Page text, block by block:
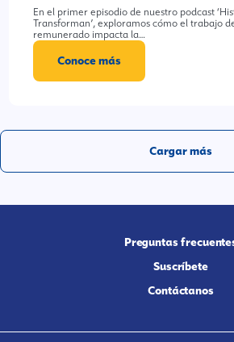
En el primer episodio de nuestro podcast
Transforman’, exploramos cómo el trabajo
remunerado impacta la…
Conoce más
Cargar más
Preguntas
Suscríbete
Contáctanos